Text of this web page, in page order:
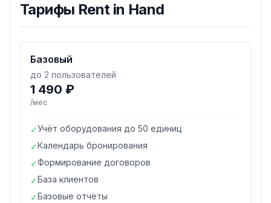
Тарифы Rent in Hand
Базовый
до 2 пользователей
1 490 ₽
/мес
✓Учёт оборудования до 50 единиц
✓Календарь бронирования
✓Формирование договоров
✓База клиентов
✓Базовые отчёты